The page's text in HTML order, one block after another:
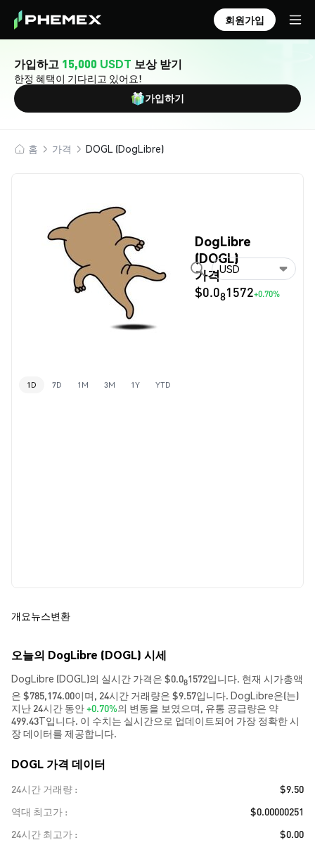
회원가입
가입하고 15,000 USDT 보상 받기
한정 혜택이 기다리고 있어요!
가입하기
홈 가격 DOGL (DogLibre)
DogLibre
(DOGL)
가격
$0.081572+0.70%
USD
1D 7D 1M 3M 1Y YTD
개요뉴스변환
오늘의 DogLibre (DOGL) 시세
DogLibre (DOGL)의 실시간 가격은 $0.081572입니다. 현재 시가총액
은 $785,174.00이며, 24시간 거래량은 $9.57입니다. DogLibre은(는)
지난 24시간 동안+0.70%의 변동을 보였으며, 유통 공급량은 약
499.43T입니다. 이 수치는 실시간으로 업데이트되어 가장 정확한 시
장 데이터를 제공합니다.
DOGL 가격 데이터
24시간 거래량
$9.50
역대 최고가
$0.00000251
24시간 최고가
$0.00